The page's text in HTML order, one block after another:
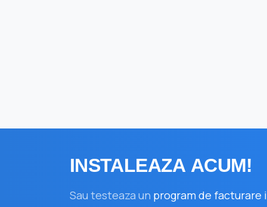
INSTALEAZA ACUM!
Sau testeaza un program de